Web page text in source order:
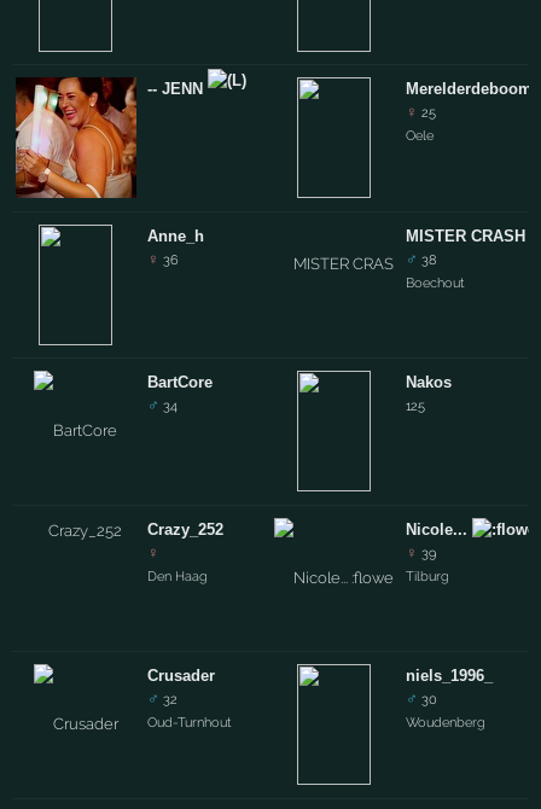
-- JENN
Anne_h
♀ 36
BartCore
♂ 34
Crazy_252
♀
Den Haag
Crusader
♂ 32
Oud-Turnhout
♀ 25
Oele
MISTER CRASH
♂ 38
Boechout
Nakos
125
Nicole...
♀ 39
Tilburg
niels_1996_
♂ 30
Woudenberg